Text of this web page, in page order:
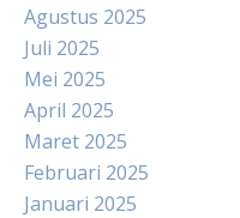
Agustus 2025
Juli 2025
Mei 2025
April 2025
Maret 2025
Februari 2025
Januari 2025